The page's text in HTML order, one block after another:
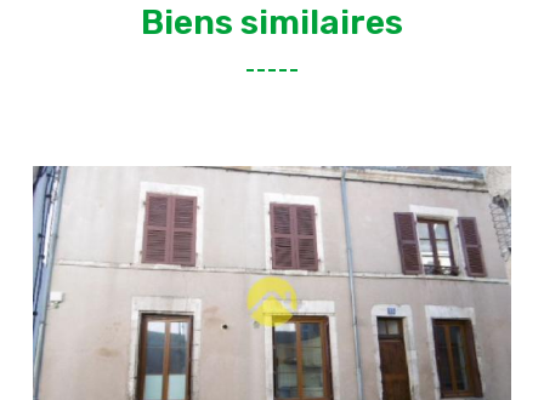
Biens similaires